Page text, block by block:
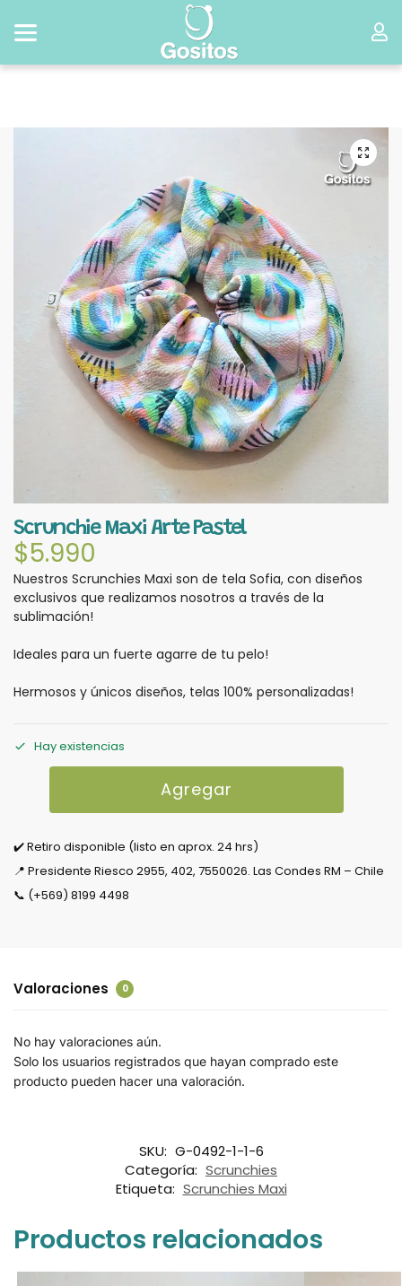
Scrunchie Maxi Arte Pastel
$5.990
Nuestros Scrunchies Maxi son de tela Sofia, con diseños
exclusivos que realizamos nosotros a través de la
sublimación!
Ideales para un fuerte agarre de tu pelo!
Hermosos y únicos diseños, telas 100% personalizadas!
Hay existencias
Agregar
✔️ Retiro disponible (listo en aprox. 24 hrs)
📍 Presidente Riesco 2955, 402, 7550026. Las Condes RM – Chile
📞 (+569) 8199 4498
Valoraciones 0
No hay valoraciones aún.
Solo los usuarios registrados que hayan comprado este
producto pueden hacer una valoración.
SKU: G-0492-1-1-6
Categoría: Scrunchies
Etiqueta: Scrunchies Maxi
Productos relacionados